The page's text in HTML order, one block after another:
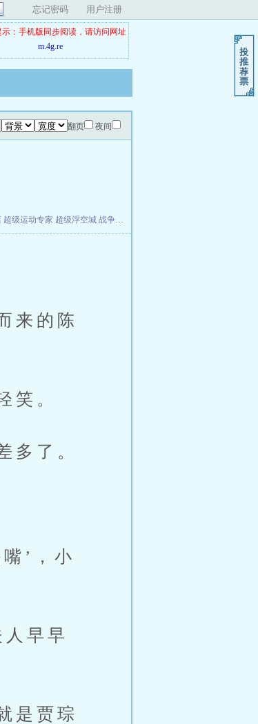
忘记密码 用户注册
示：手机版同步阅读，请访问网址
m.4g.re
翻页 夜间
超级运动专家 超级浮空城 战争天堂
来的陈
笑。
多了。
’，小
早早
是贾琮